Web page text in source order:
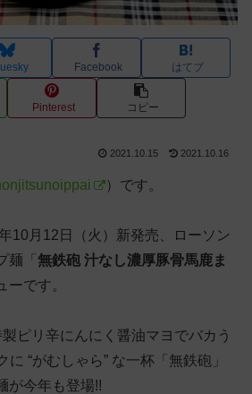
Facebook はてブ
Pinterest コピー
2021.10.15 2021.10.16
）です。
10月12日（火）新発売、ローソン
麺「 無鉄砲 汁なし濃厚豚骨馬鹿ま
ーです。
ピリ辛にんにく醤油マヨでバカう
に “がむしゃら” な一杯「無鉄砲」
が今年も登場!!